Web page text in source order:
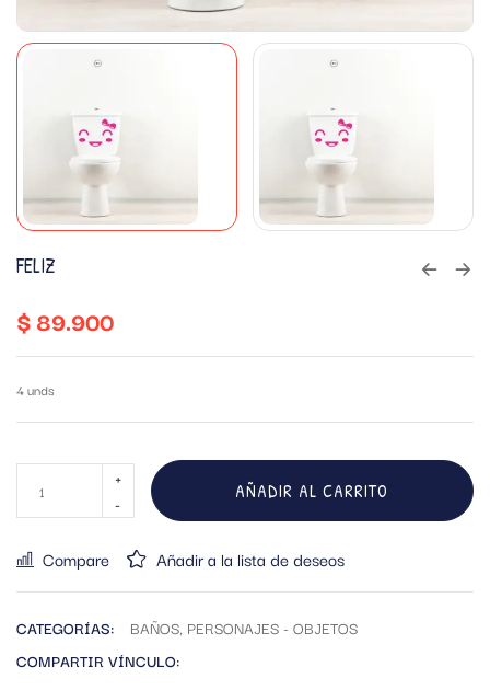
FELIZ
$89.900
4 unds
AÑADIR AL CARRITO
Compare Añadir a la lista de deseos
CATEGORÍAS: BAÑOS, PERSONAJES - OBJETOS
COMPARTIR VÍNCULO: